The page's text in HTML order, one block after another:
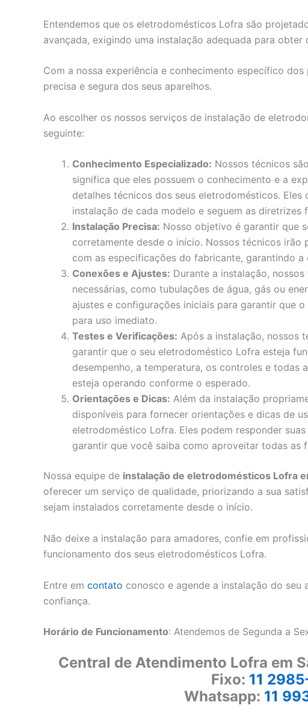
Entendemos que os eletrodomésticos Lofra são
avançada, exigindo uma instalação adequada para obter
Com a nossa experiência e conhecimento específico
precisa e segura dos seus aparelhos.
Ao escolher os nossos serviços de instalação de
seguinte:
Conhecimento Especializado: Nossos técnicos
significa que eles possuem o conhecimento e a
detalhes técnicos dos seus eletrodomésticos.
instalação de cada modelo e seguem as diretrizes
Instalação Precisa: Nosso objetivo é garantir que
corretamente desde o início. Nossos técnicos
com as especificações do fabricante, garantindo
Conexões e Ajustes: Durante a instalação,
necessárias, como tubulações de água, gás ou
ajustes e configurações iniciais para garantir que
para uso imediato.
Testes e Verificações: Após a instalação, nossos
garantir que o seu eletrodoméstico Lofra esteja
desempenho, a temperatura, os controles e todas
esteja operando conforme o esperado.
Orientações e Dicas: Além da instalação
disponíveis para fornecer orientações e dicas de
eletrodoméstico Lofra. Eles podem responder
garantir que você saiba como aproveitar todas as
Nossa equipe de instalação de eletrodomésticos Lofra
oferecer um serviço de qualidade, priorizando a sua
sejam instalados corretamente desde o início.
Não deixe a instalação para amadores, confie em
funcionamento dos seus eletrodomésticos Lofra.
Entre em contato conosco e agende a instalação do
confiança.
Horário de Funcionamento: Atendemos de Segunda a
Central de Atendimento Lofra em
Fixo: 11
Whatsapp: 11